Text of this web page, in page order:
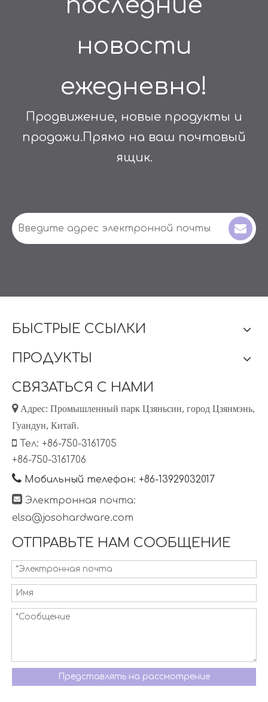
последние
новости
ежедневно!
Продвижение, новые продукты и
продажи.Прямо на ваш почтовый
ящик.
БЫСТРЫЕ ССЫЛКИ
ПРОДУКТЫ
СВЯЗАТЬСЯ С НАМИ
Адрес: Промышленный парк Цзяньсин, город Цзянмэнь,
Гуандун, Китай.
 Тел: +86-750-3161705
+86-750-3161706
 Мобильный телефон: +86-13929032017
 Электронная почта:
elsa@josohardware.com
ОТПРАВЬТЕ НАМ СООБЩЕНИЕ
Представлять на рассмотрение